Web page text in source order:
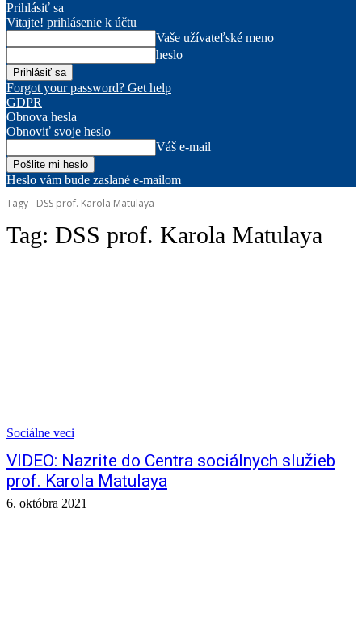
Prihlásiť sa
Vitajte! prihlásenie k účtu
Vaše užívateľské meno
heslo
Forgot your password? Get help
GDPR
Obnova hesla
Obnoviť svoje heslo
Váš e-mail
Heslo vám bude zaslané e-mailom
Tagy
DSS prof. Karola Matulaya
Tag: DSS prof. Karola Matulaya
Sociálne veci
VIDEO: Nazrite do Centra sociálnych služieb
prof. Karola Matulaya
6. októbra 2021